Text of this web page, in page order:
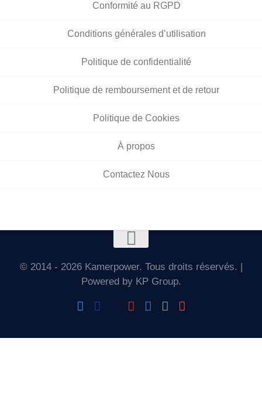
Conformité au RGPD
Conditions générales d’utilisation
Politique de confidentialité
Politique de remboursement et de retour
Politique de Cookies
À propos
Contactez Nous
© 2014 - 2026 Kamerpower. Tous droits réservés. |
Powered by KP Group.